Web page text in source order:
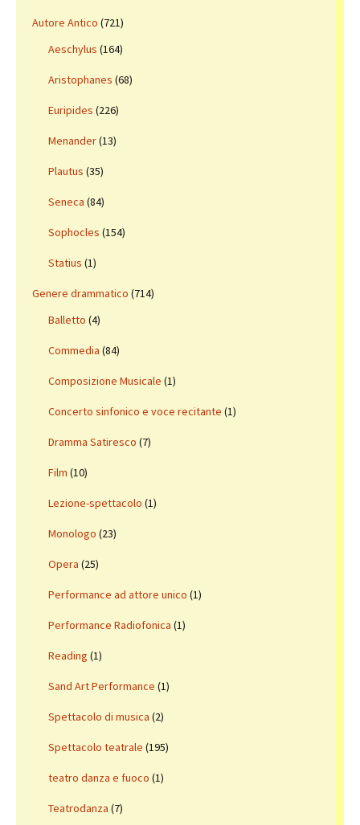
Autore Antico (721)
Aeschylus (164)
Aristophanes (68)
Euripides (226)
Menander(13)
Plautus (35)
Seneca (84)
Sophocles (154)
Statius (1)
Genere drammatico (714)
Balletto (4)
Commedia (84)
Composizione Musicale (1)
Concerto sinfonico e voce recitante (1)
Dramma Satiresco (7)
Film (10)
Lezione-spettacolo (1)
Monologo (23)
Opera (25)
Performance ad attore unico (1)
Performance Radiofonica (1)
Reading (1)
Sand Art Performance (1)
Spettacolo di musica (2)
Spettacolo teatrale (195)
teatro danza e fuoco (1)
Teatrodanza (7)